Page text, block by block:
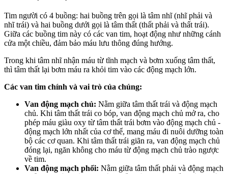
Tim người có 4 buồng: hai buồng trên gọi là tâm nhĩ (nhĩ phải và
nhĩ trái) và hai buồng dưới gọi là tâm thất (thất phải và thất trái).
Giữa các buồng tim này có các van tim, hoạt động như những cánh
cửa một chiều, đảm bảo máu lưu thông đúng hướng.
Trong khi tâm nhĩ nhận máu từ tĩnh mạch và bơm xuống tâm thất,
thì tâm thất lại bơm máu ra khỏi tim vào các động mạch lớn.
Các van tim chính và vai trò của chúng:
Van động mạch chủ: Nằm giữa tâm thất trái và động mạch
chủ. Khi tâm thất trái co bóp, van động mạch chủ mở ra, cho
phép máu giàu oxy từ tâm thất trái bơm vào động mạch chủ -
động mạch lớn nhất của cơ thể, mang máu đi nuôi dưỡng toàn
bộ các cơ quan. Khi tâm thất trái giãn ra, van động mạch chủ
đóng lại, ngăn không cho máu từ động mạch chủ trào ngược
về tim.
Van động mạch phổi: Nằm giữa tâm thất phải và động mạch